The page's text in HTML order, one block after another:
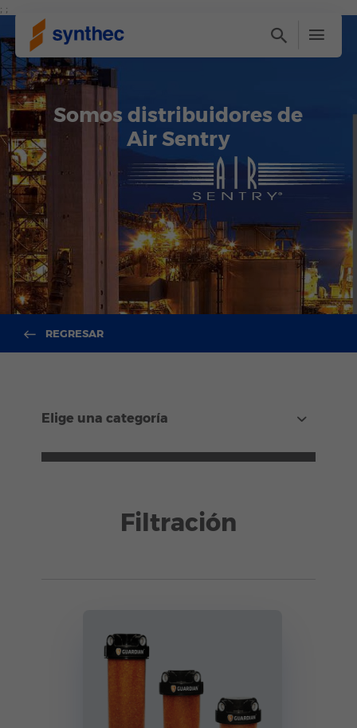
; ;
Somos distribuidores de
Air Sentry
REGRESAR
Elige una categoría
Filtración